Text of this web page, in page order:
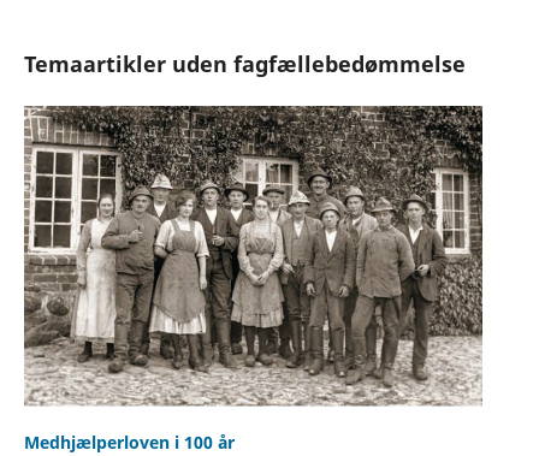
Temaartikler uden fagfællebedømmelse
Medhjælperloven i 100 år